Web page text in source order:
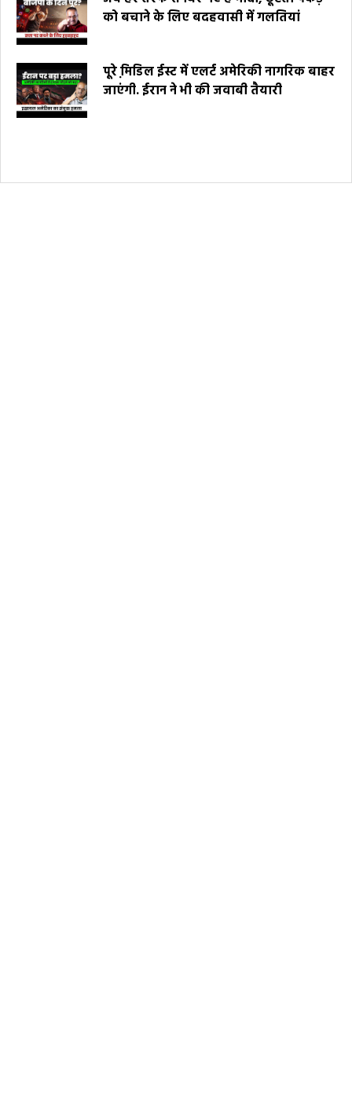
को बचाने के लिए बदहवासी में गलतियां
पूरे मि़डिल ईस्ट में एलर्ट अमेरिकी नागरिक बाहर
जाएंगी. ईरान ने भी की जवाबी तैयारी